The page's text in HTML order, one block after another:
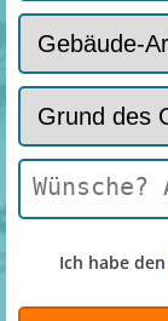
Ich habe den